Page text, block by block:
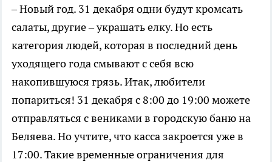
– Новый год. 31 декабря одни будут кромсать
салаты, другие – украшать елку. Но есть
категория людей, которая в последний день
уходящего года смывают с себя всю
накопившуюся грязь. Итак, любители
попариться! 31 декабря с 8:00 до 19:00 можете
отправляться с вениками в городскую баню на
Беляева. Но учтите, что касса закроется уже в
17:00. Такие временные ограничения для